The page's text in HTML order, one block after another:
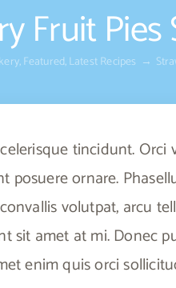
Fruit
Featured Latest Recipes
tincidunt.
posuere ornare.
volutpat, arcu
sit amet at mi. Donec
enim quis orci